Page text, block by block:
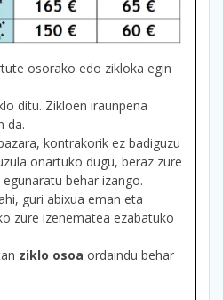
osorako edo zikloka egin
ditu. Zikloen iraunpena
da.
kontrakorik ez badiguzu
onartuko dugu, beraz zure
behar izango.
guri abixua eman eta
zure izenematea ezabatuko
ziklo osoa ordaindu behar